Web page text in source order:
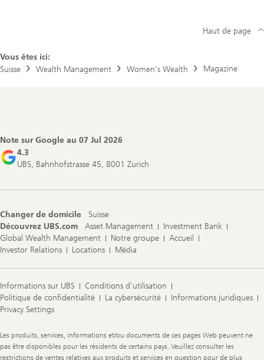
Vous êtes ici:
Suisse
Wealth Management Women’s Wealth Magazine
Haut de page
Note sur Google au 07 Jul 2026
4.3
UBS, Bahnhofstrasse 45, 8001 Zurich
Changer de domicile
Suisse
Découvrez UBS.com
Asset Management
Investment Bank
Global Wealth Management
Notre groupe
Accueil
Investor Relations
Locations Média
Informations sur UBS
Conditions d'utilisation
Politique de confidentialité
La cybersécurité
Informations juridiques
Privacy Settings
Legal
Information
Les produits, services, informations et/ou documents de ces pages Web peuvent ne
pas être disponibles pour les résidents de certains pays. Veuillez consulter les
restrictions de ventes relatives aux produits et services en question pour de plus